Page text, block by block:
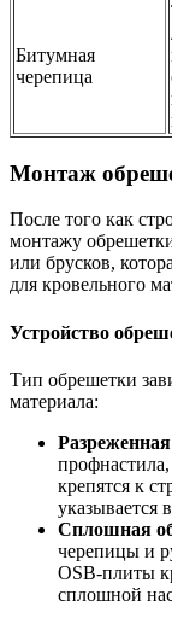
Битумная
черепица
Монтаж
После того как
монтажу
или брусков,
для кровельного
Устройство
Тип обрешетки
материала:
крепятся к
указывается
Сплошная
черепицы и
OSB-плиты
сплошной